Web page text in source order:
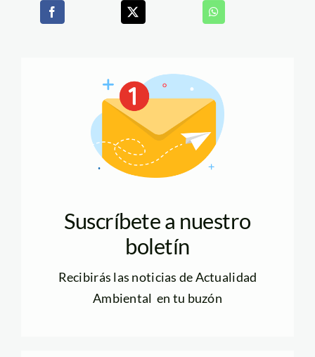
Suscríbete a nuestro
boletín
Recibirás las noticias de Actualidad
Ambiental en tu buzón